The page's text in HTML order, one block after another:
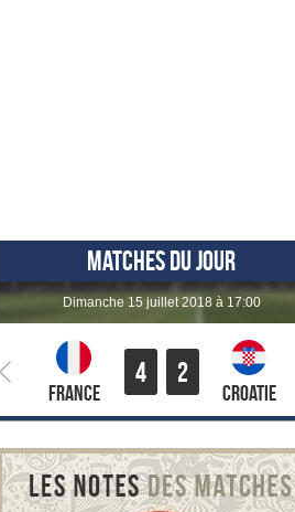
MATCHES DU JOUR
dimanche 15 juillet 2018 à 17:00
France
4 2
Croatie